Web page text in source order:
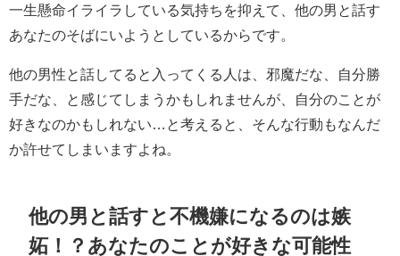
一生懸命イライラしている気持ちを抑えて、他の男と話す
あなたのそばにいようとしているからです。
他の男性と話してると入ってくる人は、邪魔だな、自分勝
手だな、と感じてしまうかもしれませんが、自分のことが
好きなのかもしれない…と考えると、そんな行動もなんだ
か許せてしまいますよね。
他の男と話すと不機嫌になるのは嫉
妬！？あなたのことが好きな可能性